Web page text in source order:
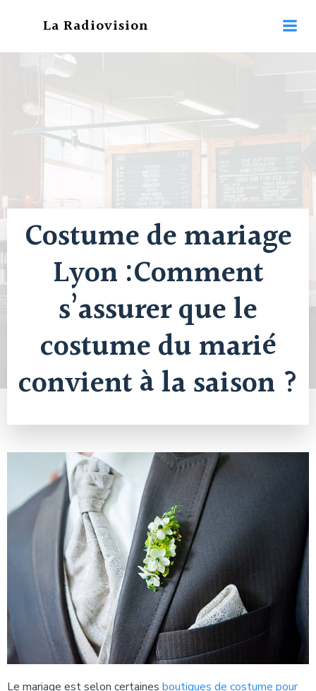
La Radiovision
Costume de mariage
Lyon :Comment
s’assurer que le
costume du marié
convient à la saison ?
Le mariage est selon certaines boutiques de costume pour